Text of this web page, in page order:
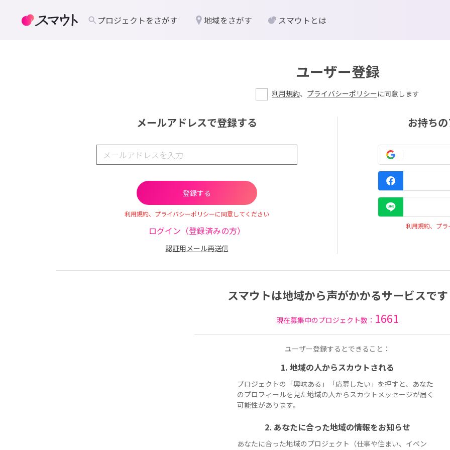
ユーザー登録
利用規約、 プライバシーポリシーに同意します
メールアドレスで登録する
利用規約、プライバシーポリシーに同意してください
ログイン（登録済みの方）
認証用メール再送信
お持ち
利用規約、プ
スマウトは地域から声がかかるサービスです
現在募集中のプロジェクト数： 1661
ユーザー登録するとできること：
1. 地域の人からスカウトされる
プロジェクトの「興味ある」「応募したい」を押すと、あなた
のプロフィールを見た地域の人からスカウトメッセージが届く
可能性があります。
2. あなたに合った地域の情報をお知らせ
あなたに合った地域のプロジェクト（仕事や住まい、イベン
プロジェクトをさがす 地域をさがす スマウトとは